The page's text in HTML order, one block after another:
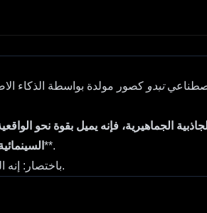
تبدو كصور مولدة بواسطة الذكاء
الجماهيرية، فإنه يميل بقوة نحو
مجاني للاستخدام الشخصي والبحثي**.
باختصار:.